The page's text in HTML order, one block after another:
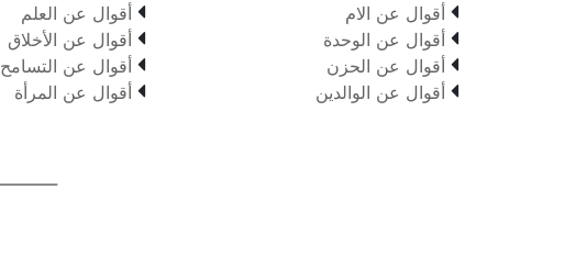
 أقوال عن الام
 أقوال عن الوحدة
 أقوال عن الحزن
 أقوال عن الوالدين
 أقوال عن العلم
 أقوال عن الأخلاق
 أقوال عن التسامح
 أقوال عن المرأة